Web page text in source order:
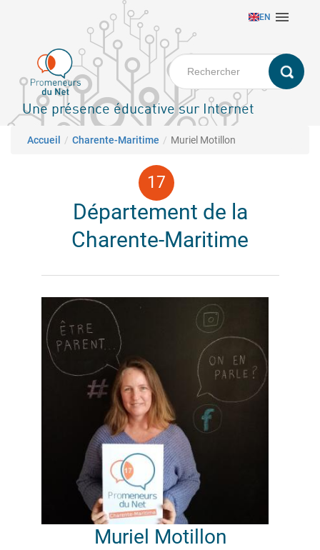
principal
EN 
Une présence éducative sur Internet
Fil d'Ariane
Accueil Charente-Maritime Muriel Motillon
Département de la
Charente-Maritime
Muriel Motillon